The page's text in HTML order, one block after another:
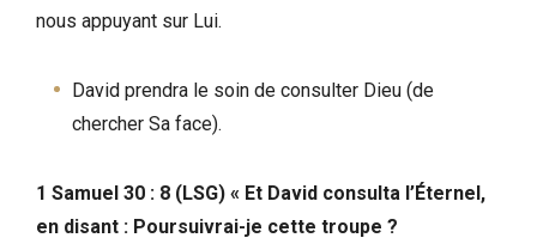
nous appuyant sur Lui.
David prendra le soin de consulter Dieu (de
chercher Sa face).
1 Samuel 30 : 8 (LSG) « Et David consulta l’Éternel,
en disant : Poursuivrai-je cette troupe ?